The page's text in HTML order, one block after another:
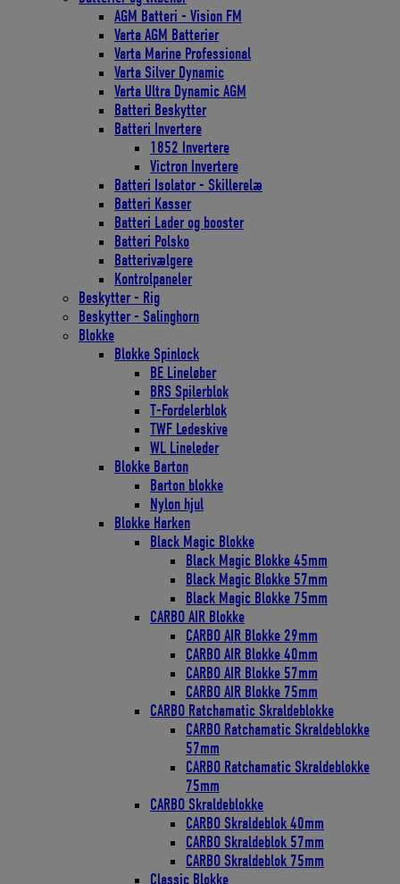
AGM Batteri - Vision FM
Varta AGM Batterier
Varta Marine Professional
Varta Silver Dynamic
Varta Ultra Dynamic AGM
Batteri Beskytter
Batteri Invertere
1852 Invertere
Victron Invertere
Batteri Isolator - Skillerelæ
Batteri Kasser
Batteri Lader og booster
Batteri Polsko
Batterivælgere
Kontrolpaneler
Beskytter - Rig
Beskytter - Salinghorn
Blokke
Blokke Spinlock
BE Lineløber
BRS Spilerblok
T-Fordelerblok
TWF Ledeskive
WL Lineleder
Blokke Barton
Barton blokke
Nylon hjul
Blokke Harken
Black Magic Blokke
Black Magic Blokke 45mm
Black Magic Blokke 57mm
Black Magic Blokke 75mm
CARBO AIR Blokke
CARBO AIR Blokke 29mm
CARBO AIR Blokke 40mm
CARBO AIR Blokke 57mm
CARBO AIR Blokke 75mm
CARBO Ratchamatic Skraldeblokke
CARBO Ratchamatic Skraldeblokke
57mm
CARBO Ratchamatic Skraldeblokke
75mm
CARBO Skraldeblokke
CARBO Skraldeblok 40mm
CARBO Skraldeblok 57mm
CARBO Skraldeblok 75mm
Classic Blokke